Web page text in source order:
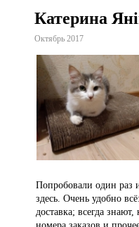
Катерина
Октябрь 2017
Попробовали один раз
здесь. Очень удобно
доставка; всегда